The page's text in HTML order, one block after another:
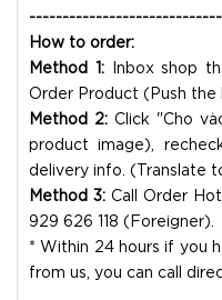
How to order:
Method 1:Inbox shop
Order Product (Push the
Method 2: Click "Cho
product image),
delivery info. (Translate
Method 3: Call Order
929 626 118 (Foreigner).
* Within 24 hours if you
from us, you can call